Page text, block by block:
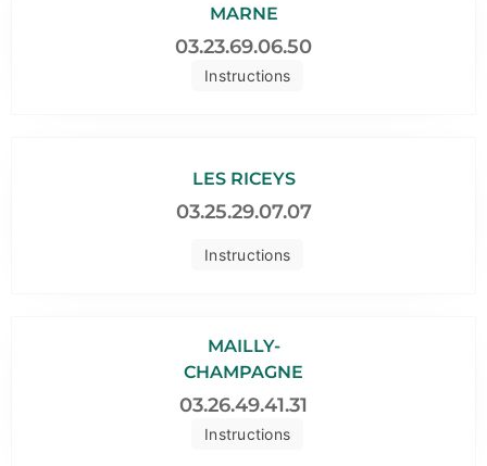
Instructions
MARNE
03.23.69.06.50
Instructions
LES RICEYS
03.25.29.07.07
Instructions
MAILLY-
CHAMPAGNE
03.26.49.41.31